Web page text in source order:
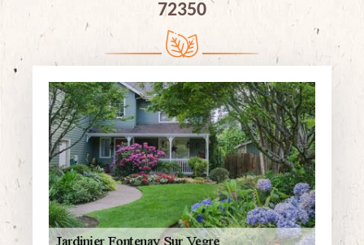
72350